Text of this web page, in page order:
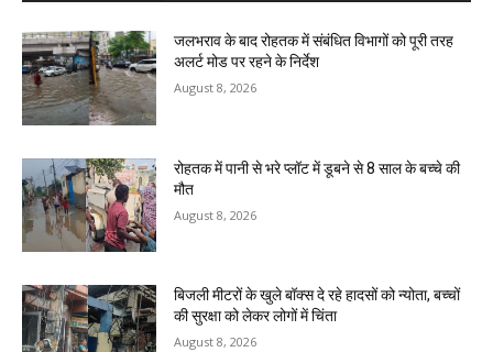
जलभराव के बाद रोहतक में संबंधित विभागों को पूरी तरह
अलर्ट मोड पर रहने के निर्देश
August 8, 2026
रोहतक में पानी से भरे प्लॉट में डूबने से 8 साल के बच्चे की
मौत
August 8, 2026
बिजली मीटरों के खुले बॉक्स दे रहे हादसों को न्योता, बच्चों
की सुरक्षा को लेकर लोगों में चिंता
August 8, 2026